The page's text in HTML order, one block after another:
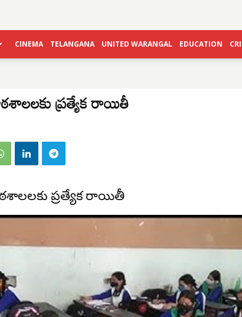
CINEMA TELANGANA UNITED WARANGAL EDUCATION
ప్రత్యేక రాయితీ
ప్రత్యేక రాయితీ